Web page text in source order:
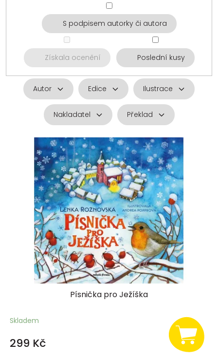
S podpisem autorky či autora
Získala ocenění Poslední kusy
Autor Edice Ilustrace
Nakladatel Překlad
Písnička pro Ježíška
Skladem
299 Kč